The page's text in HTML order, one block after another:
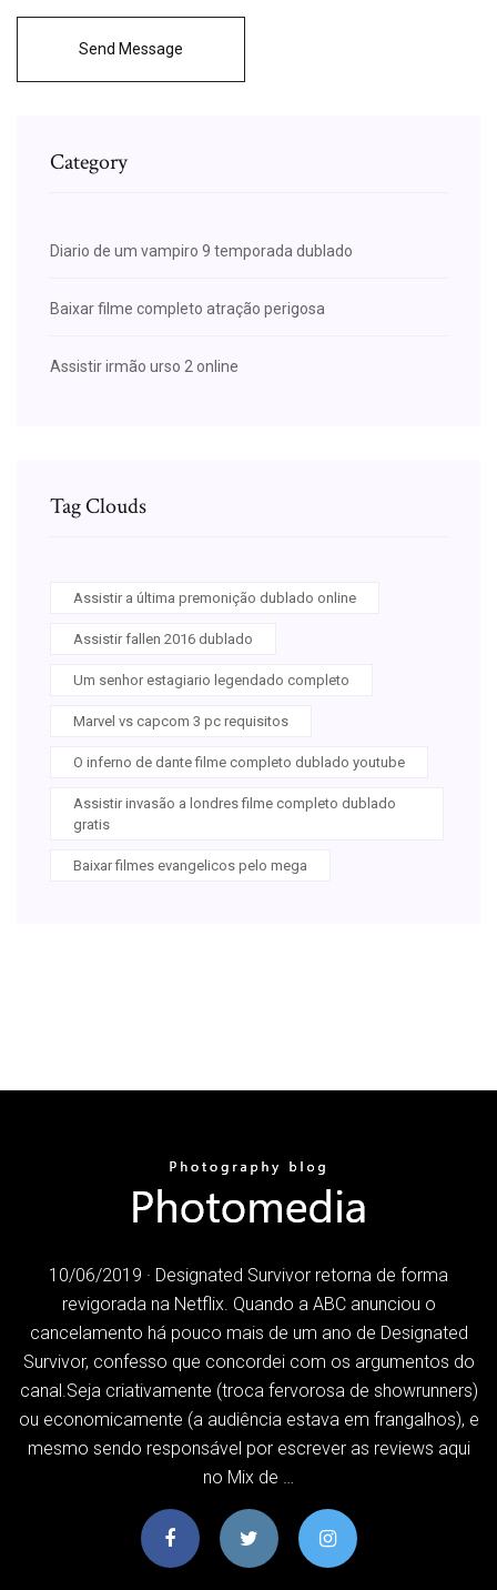
Send Message
Category
Diario de um vampiro 9 temporada dublado
Baixar filme completo atração perigosa
Assistir irmão urso 2 online
Tag Clouds
Assistir a última premonição dublado online
Assistir fallen 2016 dublado
Um senhor estagiario legendado completo
Marvel vs capcom 3 pc requisitos
O inferno de dante filme completo dublado youtube
Assistir invasão a londres filme completo dublado
gratis
Baixar filmes evangelicos pelo mega
10/06/2019 · Designated Survivor retorna de forma
revigorada na Netflix. Quando a ABC anunciou o
cancelamento há pouco mais de um ano de Designated
Survivor, confesso que concordei com os argumentos do
canal.Seja criativamente (troca fervorosa de showrunners)
ou economicamente (a audiência estava em frangalhos), e
mesmo sendo responsável por escrever as reviews aqui
no Mix de …